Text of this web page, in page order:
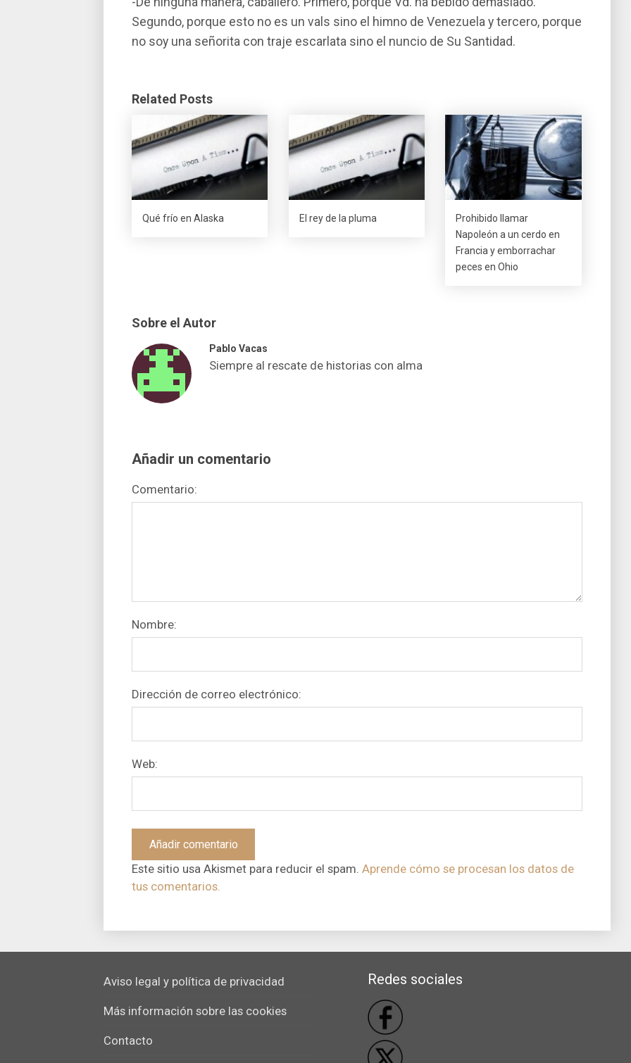
Segundo, porque esto no es un vals sino el himno de Venezuela y tercero, porque
no soy una señorita con traje escarlata sino el nuncio de Su Santidad.
Related Posts
Qué frí­o en Alaska El rey de la pluma
Prohibido llamar
Napoleón a un cerdo en
Francia y emborrachar
peces en Ohio
Sobre el Autor
Pablo Vacas
Siempre al rescate de historias con alma
Añadir un comentario
Comentario:
Nombre:
Dirección de correo electrónico:
Web:
Este sitio usa Akismet para reducir el spam. Aprende cómo se procesan los datos de
tus comentarios.
Aviso legal y política de privacidad
Más información sobre las cookies
Contacto
Redes sociales